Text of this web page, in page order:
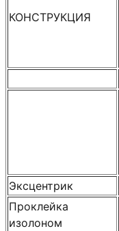
КОНСТРУКЦИЯ
Эксцентрик
Проклейка
изолоном